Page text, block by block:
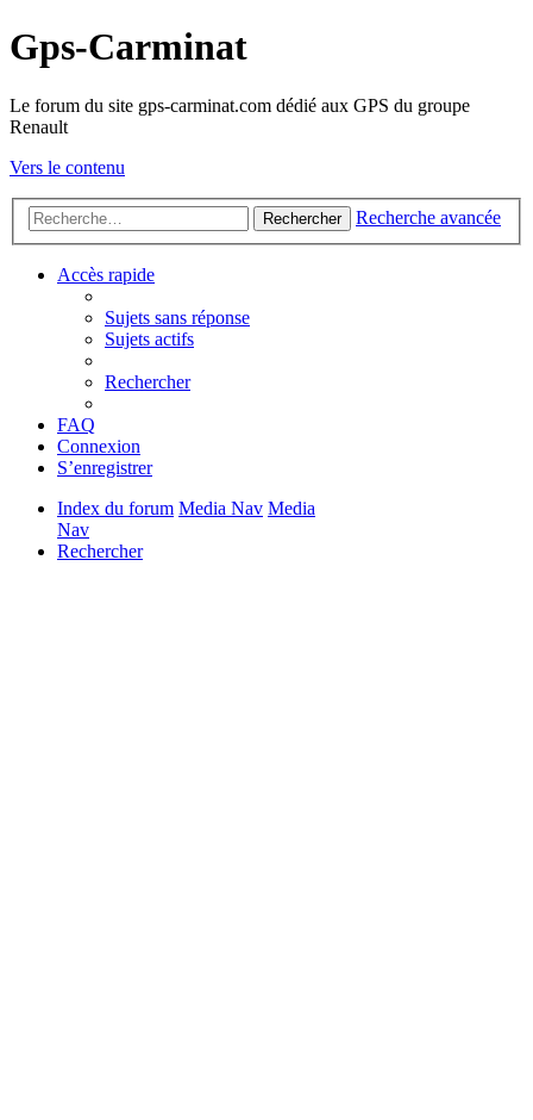
Gps-Carminat
Le forum du site gps-carminat.com dédié aux GPS du groupe
Renault
Vers le contenu
Rechercher Recherche avancée
Accès rapide
Sujets sans réponse
Sujets actifs
Rechercher
FAQ
Connexion
S’enregistrer
Index du forum Media Nav Media
Nav
Rechercher